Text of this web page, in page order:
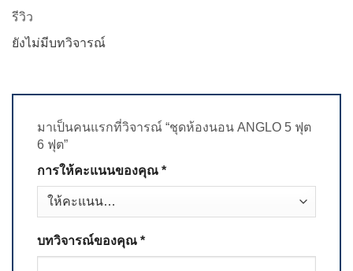
รีวิว
ยังไม่มีบทวิจารณ์
มาเป็นคนแรกที่วิจารณ์ “ชุดห้องนอน ANGLO 5 ฟุต
6 ฟุต”
การให้คะแนนของคุณ *
บทวิจารณ์ของคุณ *